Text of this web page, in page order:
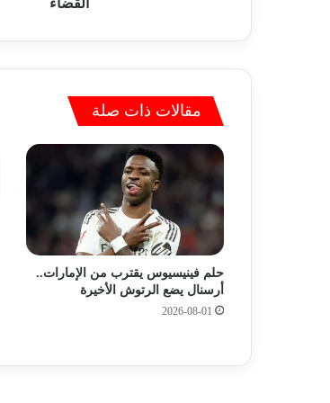
ح
ة
.
ي
ة
ل
ث
القضاء
مقالات ذات صلة
حلم فينيسيوس يقترب من الإمارات..
أرسنال يضع الرتوش الأخيرة
2026-08-01